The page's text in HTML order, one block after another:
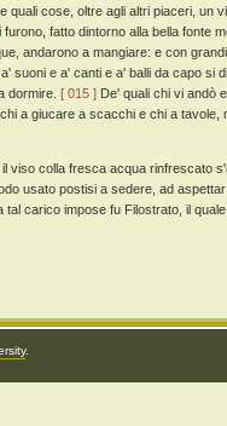
cose, oltre agli altri piaceri, un
fatto dintorno alla bella fonte
andarono a mangiare: e con
suoni e a' canti e a' balli da capo si
dormire. [ 015 ] De' quali chi vi andò
a giucare a scacchi e chi a tavole,
viso colla fresca acqua rinfrescato
usato postisi a sedere, ad
carico impose fu Filostrato, il
.